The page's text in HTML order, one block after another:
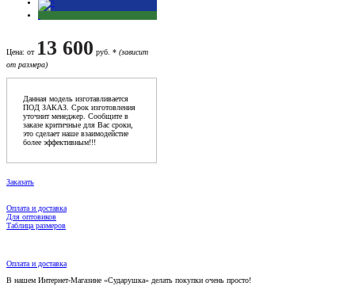
Цена: от 13 600 руб. * (зависит
от размера)
Данная модель изготавливается
ПОД ЗАКАЗ. Срок изготовления
уточнит менеджер. Сообщите в
заказе критичные для Вас сроки,
это сделает наше взаимодейстие
более эффективным!!!
Заказать
Оплата и доставка
Для оптовиков
Таблица размеров
Оплата и доставка
В нашем Интернет-Магазине «Сударушка» делать покупки очень просто!